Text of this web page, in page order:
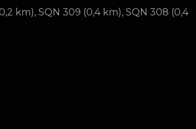
km), SQN 309 (0,4 km), SQN 308 (0,4